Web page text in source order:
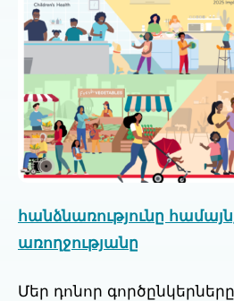
հանձնառությունը
առողջությանը
Մեր դոնոր